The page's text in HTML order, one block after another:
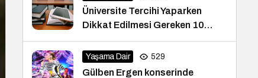
Üniversite Tercihi Yaparken
Dikkat Edilmesi Gereken 10
İpucu
Yaşama Dair 529
Gülben Ergen konserinde